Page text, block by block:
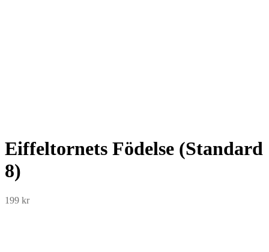
Eiffeltornets Födelse (Standard
8)
199 kr